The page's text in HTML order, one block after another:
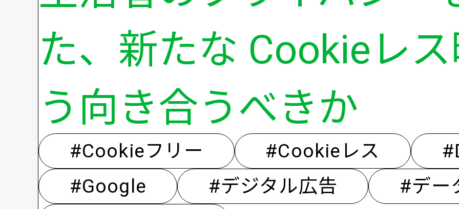
た、新たな Cookieレ
う向き合うべきか
#Cookieフリー #Cookieレス
#Google
#デジタル広告
#デー